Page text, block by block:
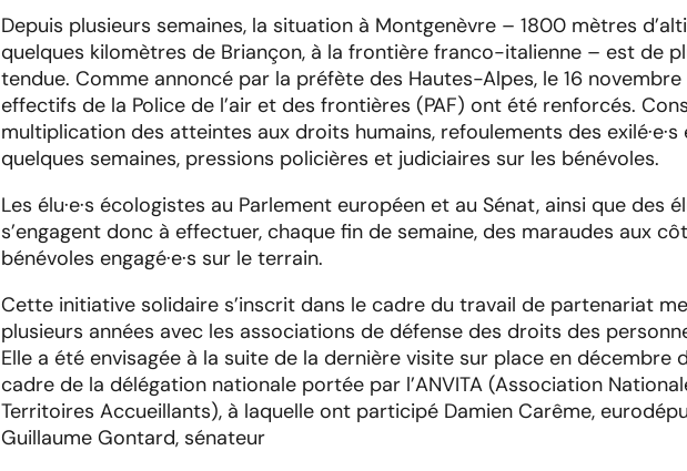
Depuis plusieurs semaines, la situation à Montgenèvre – 1800 mètres
quelques kilomètres de Briançon, à la frontière franco-italienne – est de
tendue. Comme annoncé par la préfète des Hautes-Alpes, le 16 novembre
effectifs de la Police de l’air et des frontières (PAF) ont été renforcés.
multiplication des atteintes aux droits humains, refoulements des exilé·e·s
quelques semaines, pressions policières et judiciaires sur les bénévoles.
Les élu·e·s écologistes au Parlement européen et au Sénat, ainsi que des
s’engagent donc à effectuer, chaque fin de semaine, des maraudes aux
bénévoles engagé·e·s sur le terrain.
Cette initiative solidaire s’inscrit dans le cadre du travail de partenariat
plusieurs années avec les associations de défense des droits des
Elle a été envisagée à la suite de la dernière visite sur place en décembre
cadre de la délégation nationale portée par l’ANVITA (Association
Territoires Accueillants), à laquelle ont participé Damien Carême,
Guillaume Gontard, sénateur